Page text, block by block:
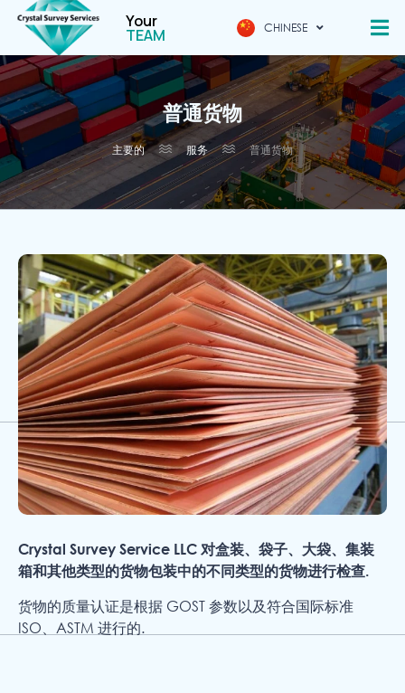
Your
TEAM CHINESE
ENG
普通货物
主要的 服务 普通货物
Crystal Survey Service LLC 对盒装、袋子、大袋、集装
箱和其他类型的货物包装中的不同类型的货物进行检查.
货物的质量认证是根据 GOST 参数以及符合国际标准
ISO、ASTM 进行的.